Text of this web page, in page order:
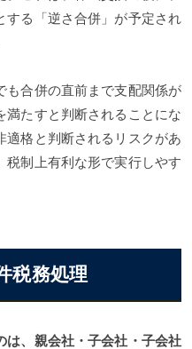
する「逆さ合併」が予定され
も合併の直前まで支配関係が
満たすと判断されることにな
適格と判断されるリスクがあ
税制上有利な形で実行しやす
税務処理
は、親会社・子会社・子会社